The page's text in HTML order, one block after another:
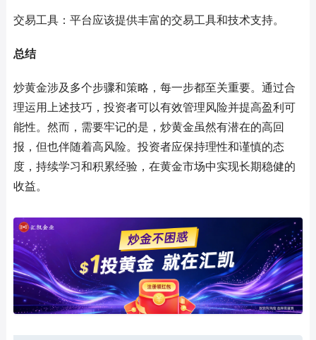
交易工具：平台应该提供丰富的交易工具和技术支持。
总结
炒黄金涉及多个步骤和策略，每一步都至关重要。通过合
理运用上述技巧，投资者可以有效管理风险并提高盈利可
能性。然而，需要牢记的是，炒黄金虽然有潜在的高回
报，但也伴随着高风险。投资者应保持理性和谨慎的态
度，持续学习和积累经验，在黄金市场中实现长期稳健的
收益。